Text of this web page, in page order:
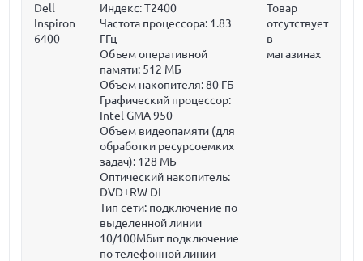
Dell
Inspiron
6400
Индекс: T2400
Частота процессора: 1.83
ГГц
Объем оперативной
памяти: 512 МБ
Объем накопителя:80 ГБ
Графический процессор:
Intel GMA 950
Объем видеопамяти (для
обработки ресурсоемких
задач): 128 МБ
Оптический накопитель:
DVD±RW DL
Тип сети: подключение по
выделенной линии
10/100Мбит подключение
по телефонной линии
Товар
отсутствует
в
магазинах